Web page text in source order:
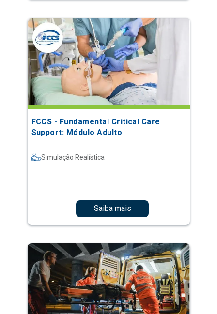
FCCS - Fundamental Critical Care
Support: Módulo Adulto
Simulação Realística
Saiba mais